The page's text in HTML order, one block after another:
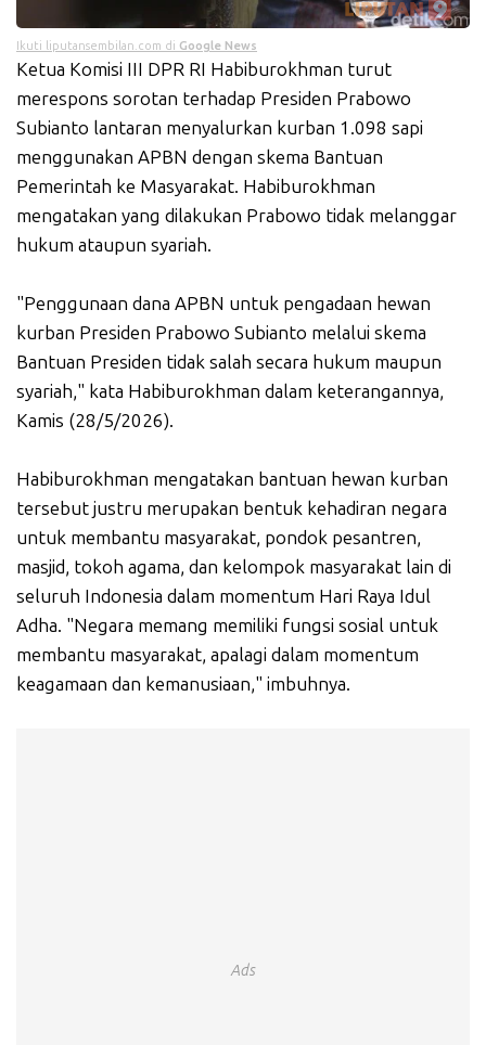
Ikuti liputansembilan.com di Google News
Ketua Komisi III DPR RI Habiburokhman turut
merespons sorotan terhadap Presiden Prabowo
Subianto lantaran menyalurkan kurban 1.098 sapi
menggunakan APBN dengan skema Bantuan
Pemerintah ke Masyarakat. Habiburokhman
mengatakan yang dilakukan Prabowo tidak melanggar
hukum ataupun syariah.
"Penggunaan dana APBN untuk pengadaan hewan
kurban Presiden Prabowo Subianto melalui skema
Bantuan Presiden tidak salah secara hukum maupun
syariah," kata Habiburokhman dalam keterangannya,
Kamis (28/5/2026).
Habiburokhman mengatakan bantuan hewan kurban
tersebut justru merupakan bentuk kehadiran negara
untuk membantu masyarakat, pondok pesantren,
masjid, tokoh agama, dan kelompok masyarakat lain di
seluruh Indonesia dalam momentum Hari Raya Idul
Adha. "Negara memang memiliki fungsi sosial untuk
membantu masyarakat, apalagi dalam momentum
keagamaan dan kemanusiaan," imbuhnya.
Ads